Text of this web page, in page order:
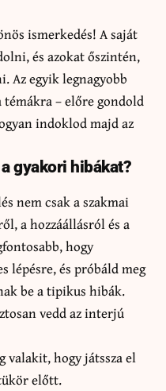
ismerkedés! A saját
és azokat őszintén,
Az egyik legnagyobb
témákra – előre gondold
indoklod majd az
gyakori hibákat?
nem csak a szakmai
a hozzáállásról és a
hogy
lépésre, és próbáld meg
be a tipikus hibák.
vedd az interjú
valakit, hogy játssza el
előtt.